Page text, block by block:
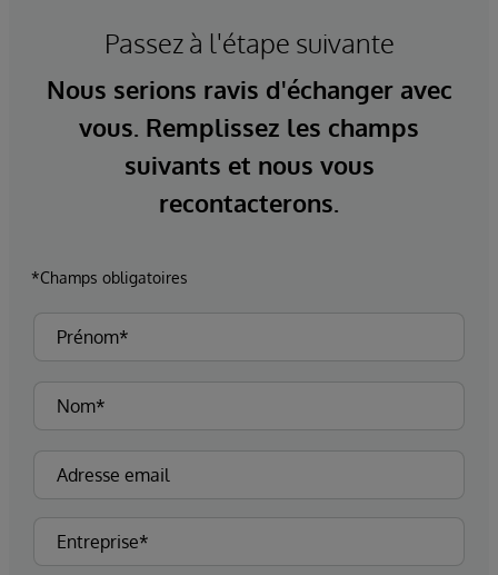
Passez à l'étape suivante
Nous serions ravis d'échanger avec
vous. Remplissez les champs
suivants et nous vous
recontacterons.
*Champs obligatoires